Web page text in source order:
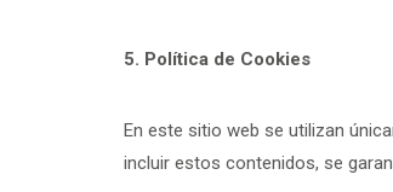
5. Política de Cookies
En este sitio web se utilizan
incluir estos contenidos, se